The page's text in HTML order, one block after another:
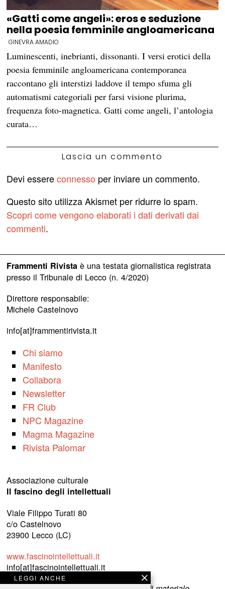
«Gatti come angeli»: eros e seduzione
nella poesia femminile angloamericana
GINEVRA AMADIO
Luminescenti, inebrianti, dissonanti. I versi erotici della
poesia femminile angloamericana contemporanea
raccontano gli interstizi laddove il tempo sfuma gli
automatismi categoriali per farsi visione plurima,
frequenza foto-magnetica. Gatti come angeli, l’antologia
curata…
Lascia un commento
Devi essereconnesso per inviare un commento.
Questo sito utilizza Akismet per ridurre lo spam.
Scopri come vengono elaborati i dati derivati dai
commenti.
Frammenti Rivistaè una testata giornalistica registrata
presso il Tribunale di Lecco (n. 4/2020)
Direttore responsabile:
Michele Castelnovo
info[at]frammentirivista.it
Chi siamo
Manifesto
Collabora
Newsletter
FR Club
NPC Magazine
Magma Magazine
Rivista Palomar
Associazione culturale
Il fascino degli intellettuali
Viale Filippo Turati 80
c/o Castelnovo
23900 Lecco (LC)
www.fascinointellettuali.it
info[at]fascinointellettuali.it
LEGGI ANCHE